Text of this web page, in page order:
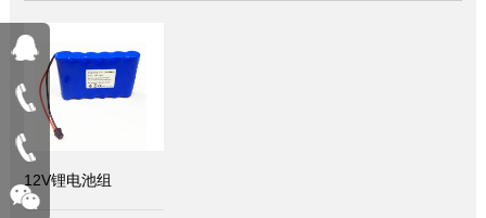
12V锂电池组